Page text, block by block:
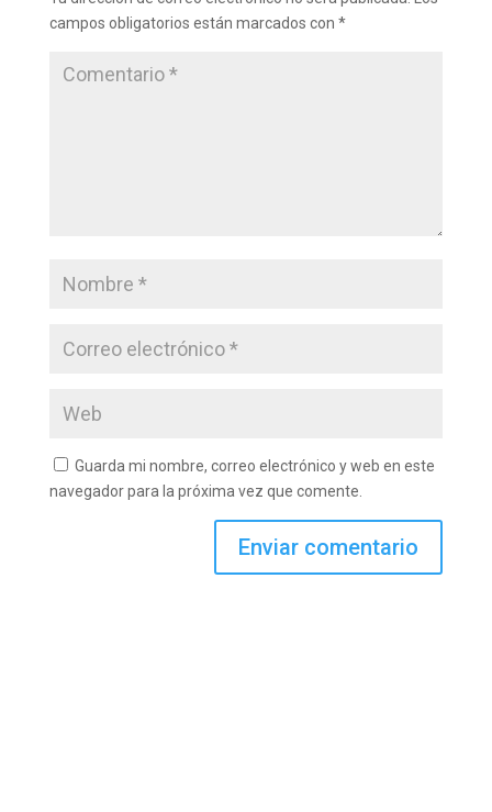
campos obligatorios están marcados con *
Guarda mi nombre, correo electrónico y web en este
navegador para la próxima vez que comente.